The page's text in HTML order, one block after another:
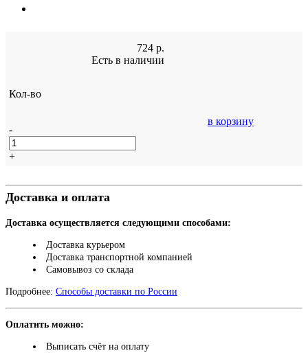
724 р.
Есть в наличии
Кол-во
-
+
в корзину
Доставка и оплата
Доставка осуществляется следующими способами:
Доставка курьером
Доставка транспортной компанией
Самовывоз со склада
Подробнее: Способы доставки по России
Оплатить можно:
Выписать счёт на оплату